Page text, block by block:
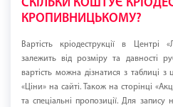
СКІЛЬКИ КОШТУЄ
КРОПИВНИЦЬКОМУ?
Вартість кріодеструкції в Центрі
залежить від розміру та давності
вартість можна дізнатися з таблиці
«Ціни» на сайті. Також на сторінці
та спеціальні пропозиції. Для запису